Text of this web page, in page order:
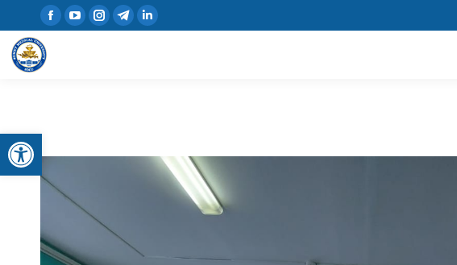
Открыть панель инструментов